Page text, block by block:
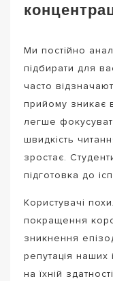
Ми постійно
підбирати для
часто
прийому зникає
легше
швидкість
зростає.
підготовка до
Користувачі
покращення
зникнення
репутація наших
на їхній